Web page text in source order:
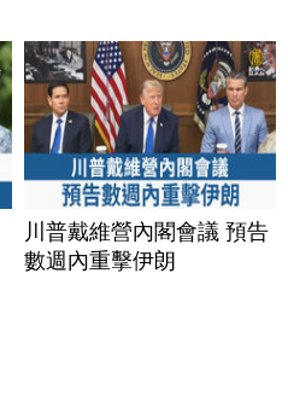
川普戴維營內閣會議 預告
數週內重擊伊朗